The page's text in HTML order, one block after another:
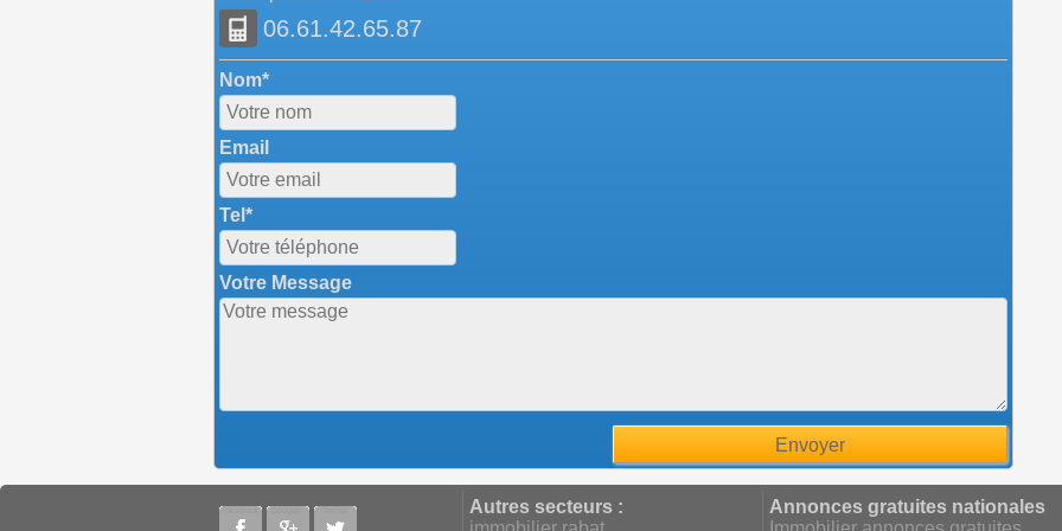
06.61.42.65.87
Nom*
Email
Tel*
Votre Message
Autres secteurs :
Annonces gratuites nationales